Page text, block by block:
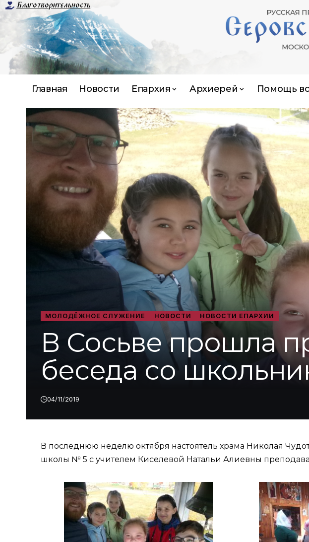
Благотворительность
Главная Новости Епархия Архиерей Помощь
МОЛОДЁЖНОЕ СЛУЖЕНИЕ НОВОСТИ НОВОСТИ ЕПАРХИИ
В Сосьве прошла
беседа со
04/11/2019
В последнюю неделю октября настоятель храма Николая
школы № 5 с учителем Киселевой Натальи Алиевны